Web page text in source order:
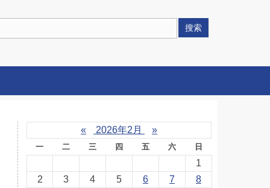
搜索
« 2026年2月 »
一 二 三 四 五 六 日
1
2
3 4 5 6 7
8